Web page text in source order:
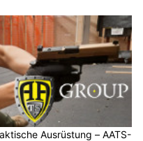
Ausrüstung – AATS-